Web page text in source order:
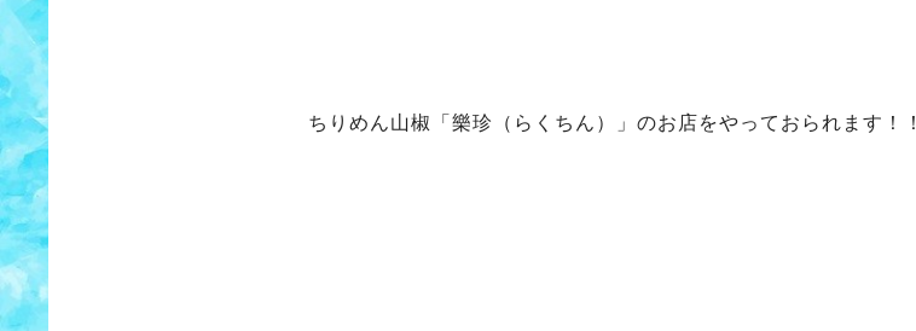
ちりめん山椒「樂珍（らくちん）」のお店をやっておられます！！